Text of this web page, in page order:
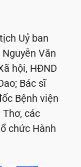
Uỷ ban
Văn
hội, HĐND
Bác sĩ
Bệnh viện
các
chức Hành